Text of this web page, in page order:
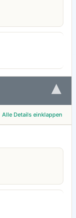
▾
Alle Details einklappen